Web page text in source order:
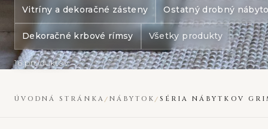
Vitríny a dekoračné zásteny Ostatný drobný
Dekoračné krbové rímsy Všetky produkty
16 produktov
ÚVODNÁ STRÁNKA NÁBYTOK SÉRIA NÁBYTKOV